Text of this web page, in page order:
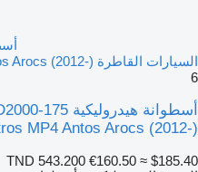
السيارات القاطرة Mercedes-Benz Actros MP4 Antos Arocs (2012-)
6
MP4 Antos Arocs (2012-)
TND 543.200 €160.50 ≈ $185.40